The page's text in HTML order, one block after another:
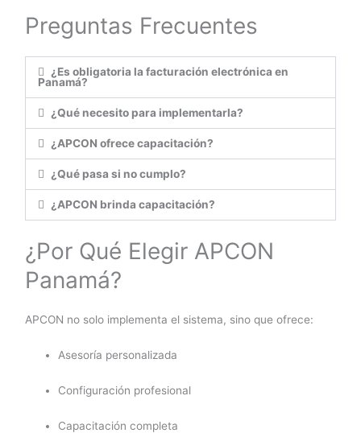
Preguntas Frecuentes
¿Es obligatoria la facturación electrónica en
Panamá?
¿Qué necesito para implementarla?
¿APCON ofrece capacitación?
¿Qué pasa si no cumplo?
¿APCON brinda capacitación?
¿Por Qué Elegir APCON
Panamá?
APCON no solo implementa el sistema, sino que ofrece:
Asesoría personalizada
Configuración profesional
Capacitación completa